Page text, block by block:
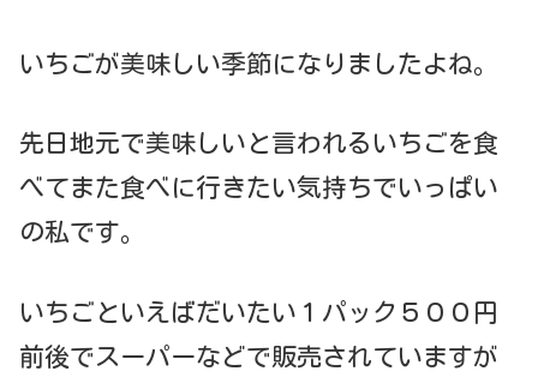
いちごが美味しい季節になりましたよね。
先日地元で美味しいと言われるいちごを食
べてまた食べに行きたい気持ちでいっぱい
の私です。
いちごといえばだいたい１パック５００円
前後でスーパーなどで販売されていますが